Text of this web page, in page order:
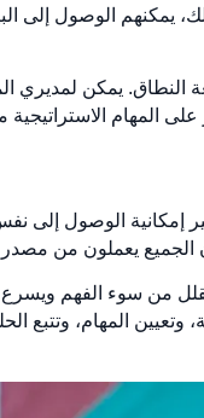
يمكنهم الوصول إلى
يمكن لمديري
المهام
التعاون من خلال توفير
الجميع يعملون من
من سوء الفهم ويسرع
المهام، وتتبع